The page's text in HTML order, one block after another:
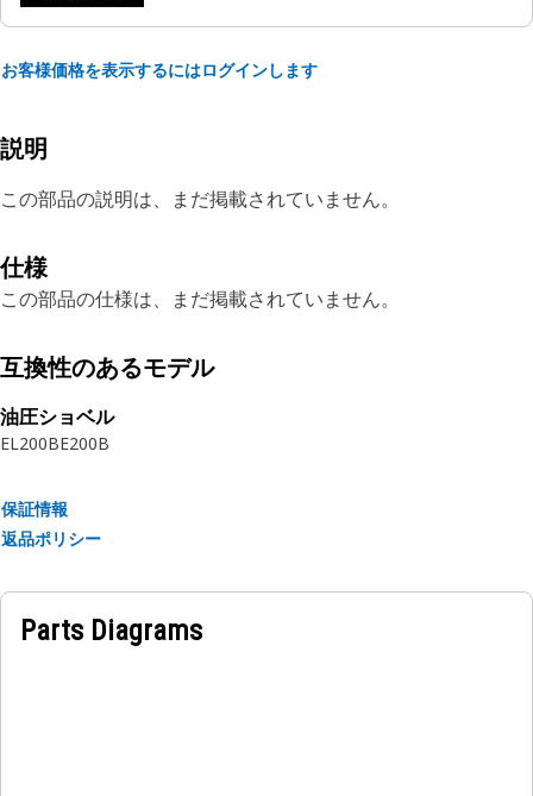
お客様価格を表示するにはログインします
説明
この部品の説明は、まだ掲載されていません。
仕様
この部品の仕様は、まだ掲載されていません。
互換性のあるモデル
油圧ショベル
EL200BE200B
保証情報
返品ポリシー
Parts Diagrams